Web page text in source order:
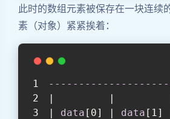
此时的数组元素被保存在一块连续
素（对象）紧紧挨着：
|         |
| data [0] | data [1]